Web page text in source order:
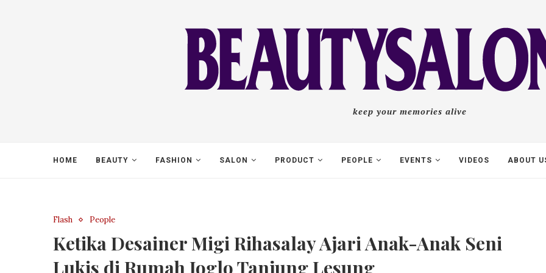
keep your memories alive
HOME BEAUTY FASHION SALON PRODUCT PEOPLE EVENTS VIDEOS ABOUT
Flash People
Ketika Desainer Migi Rihasalay Ajari Anak-Anak Seni
Lukis di Rumah Joglo Tanjung Lesung